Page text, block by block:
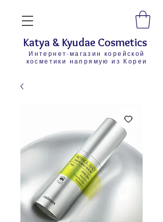
Katya & Kyudae Cosmetics
Интернет-магазин корейской
косметики напрямую из Кореи